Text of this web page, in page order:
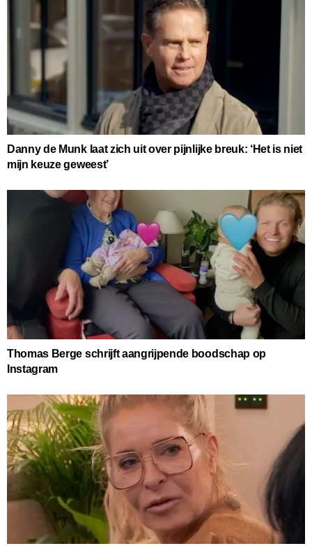
Danny de Munk laat zich uit over pijnlijke breuk: ‘Het is niet
mijn keuze geweest’
Thomas Berge schrijft aangrijpende boodschap op
Instagram